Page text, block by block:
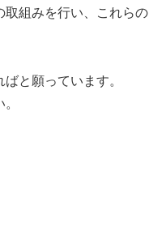
取組みを行い、これらの
と願っています。